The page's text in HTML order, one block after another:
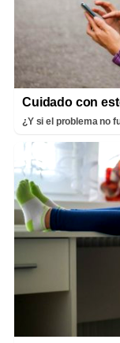
Cuidado con
¿Y si el problema no